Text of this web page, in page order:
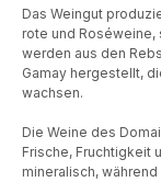
Das Weingut
rote und Roséweine,
werden aus den
Gamay hergestellt,
wachsen.
Die Weine des
Frische, Fruchtigkeit
mineralisch,